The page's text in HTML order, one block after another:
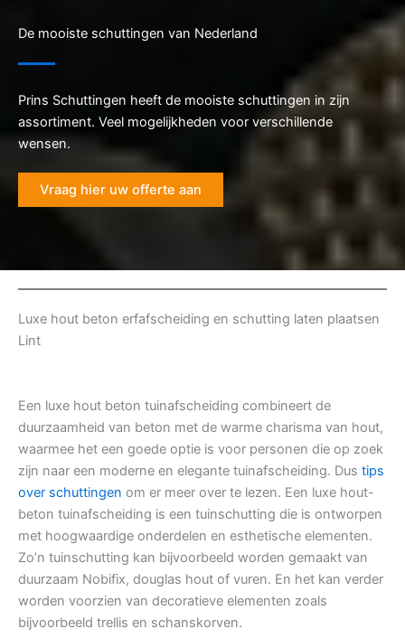
De mooiste schuttingen van Nederland
Prins Schuttingen heeft de mooiste schuttingen in zijn
assortiment. Veel mogelijkheden voor verschillende
wensen.
Vraag hier uw offerte aan
Luxe hout beton erfafscheiding en schutting laten plaatsen
Lint
Een luxe hout beton tuinafscheiding combineert de
duurzaamheid van beton met de warme charisma van hout,
waarmee het een goede optie is voor personen die op zoek
zijn naar een moderne en elegante tuinafscheiding. Dus tips
over schuttingen om er meer over te lezen. Een luxe hout-
beton tuinafscheiding is een tuinschutting die is ontworpen
met hoogwaardige onderdelen en esthetische elementen.
Zo’n tuinschutting kan bijvoorbeeld worden gemaakt van
duurzaam Nobifix, douglas hout of vuren. En het kan verder
worden voorzien van decoratieve elementen zoals
bijvoorbeeld trellis en schanskorven.